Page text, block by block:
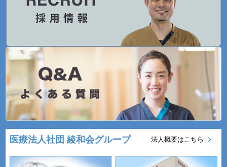
医療法人社団 綾和会グループ 法人概要はこちら